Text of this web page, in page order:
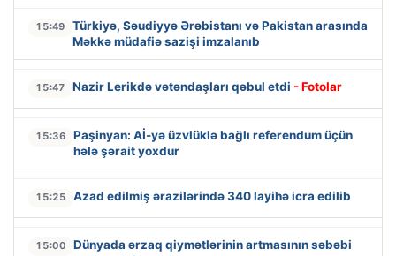
15:49
Türkiyə, Səudiyyə Ərəbistanı və Pakistan arasında
Məkkə müdafiə sazişi imzalanıb
15:47 Nazir Lerikdə vətəndaşları qəbul etdi - Fotolar
15:36
Paşinyan: Aİ-yə üzvlüklə bağlı referendum üçün
hələ şərait yoxdur
15:25 Azad edilmiş ərazilərində 340 layihə icra edilib
15:00
Dünyada ərzaq qiymətlərinin artmasının səbəbi